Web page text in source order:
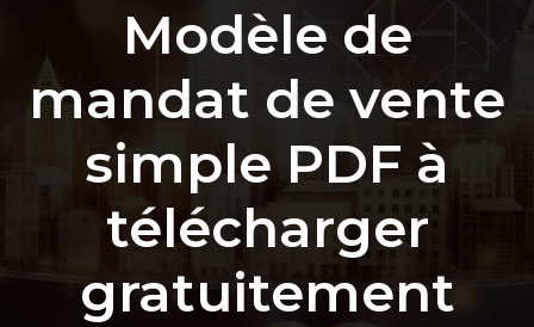
Modèle de
mandat de vente
simple PDF à
télécharger
gratuitement